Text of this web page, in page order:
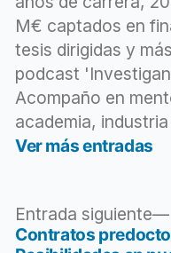
mucho ,
vida
M€ captados en
tesis dirigidas y
podcast
Acompaño en
academia,
Ver más entradas
Entrada siguiente
Contratos